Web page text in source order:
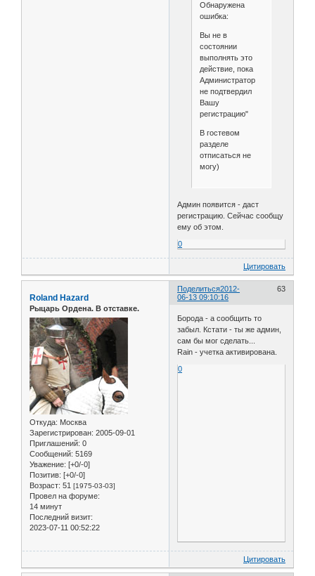
Обнаружена
ошибка:
Вы не в
состоянии
выполнять это
действие, пока
Администратор
не подтвердил
Вашу
регистрацию"
В гостевом
разделе
отписаться не
могу)
Админ появится - даст
регистрацию. Сейчас сообщу
ему об этом.
0
Цитировать
Поделиться 63
2012-
06-13 09:10:16
Roland Hazard
Рыцарь Ордена. В отставке.
Откуда: Москва
Зарегистрирован: 2005-09-01
Приглашений: 0
Сообщений: 5169
Уважение: [+0/-0]
Позитив: [+0/-0]
Возраст: 51 [1975-03-03]
Провел на форуме:
14 минут
Последний визит:
2023-07-11 00:52:22
Борода - а сообщить то
забыл. Кстати - ты же админ,
сам бы мог сделать...
Rain - учетка активирована.
0
Цитировать